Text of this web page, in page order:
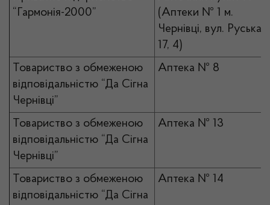
“Гармонія-2000”
(Аптеки № 1 м.
Чернівці, вул. Руська,
17, 4)
Товариство з обмеженою
відповідальністю “Да Сігна
Чернівці”
Аптека № 8
Товариство з обмеженою
відповідальністю “Да Сігна
Чернівці”
Аптека № 13
Товариство з обмеженою
відповідальністю “Да Сігна
Аптека № 14